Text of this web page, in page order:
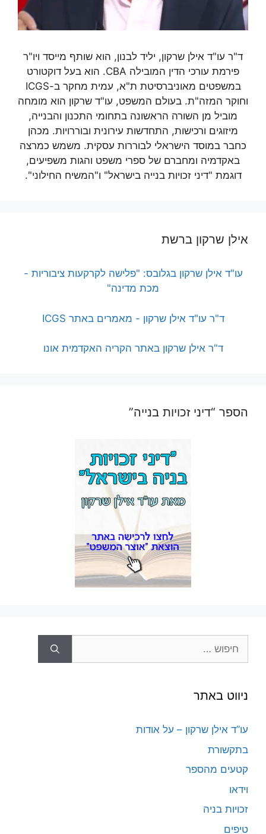
ד"ר עו"ד אילן שרקון, יליד לבנון, הוא שותף מייסד ויו"ר
פירמת עורכי הדין המובילה CBA. הוא בעל דוקטורט
במשפטים מאוניברסיטת ת"א, עמית מחקר ב-ICGS
וחוקר המזה"ת. בעולם המשפט, עו"ד שרקון הוא מומחה
מוביל מן השורה הראשונה בתחומי התכנון והבנייה,
מיזוגים ורכישות, התחדשות עירונית ובוררויות. מכהן
כחבר במוסד הישראלי לבוררות עסקית. משמש כמרצה
באקדמיה ומחברם של ספרי משפט והגות משפיעים,
דוגמת "דיני זכויות בנייה בישראל" ו"המשיח החילוני".
אילן שרקון ברשת
עו"ד אילן שרקון בגלובס: "פלישה לקרקעות ציבוריות -
מכת מדינה"
ד"ר עו"ד אילן שרקון - מאמרים באתר ICGS
ד"ר אילן שרקון באתר הקריה האקדמית אונו
הספר “דיני זכויות בנייה”
ניווט באתר
עו”ד אילן שרקון – על אודות
בתקשורת
קטעים מהספר
וידאו
זכויות בניה
טיפים